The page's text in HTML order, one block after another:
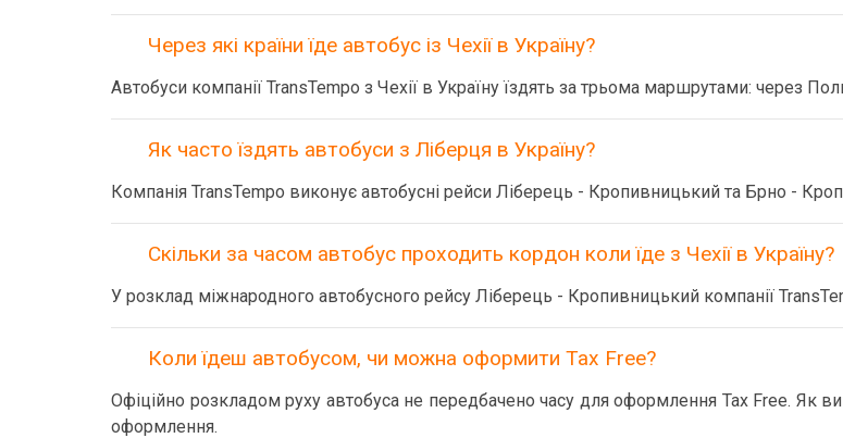
Через які країни їде автобус із Чехії в Україну?
Автобуси компанії TransTempo з Чехії в Україну їздять за трьома маршрутами: через
Як часто їздять автобуси з Ліберця в Україну?
Компанія TransTempo виконує автобусні рейси Ліберець - Кропивницький та Брно -
Скільки за часом автобус проходить кордон коли їде з Чехії в Україну?
У розклад міжнародного автобусного рейсу Ліберець - Кропивницький компанії
Коли їдеш автобусом, чи можна оформити Tax Free?
Офіційно розкладом руху автобуса не передбачено часу для оформлення Tax Free. Як
оформлення.